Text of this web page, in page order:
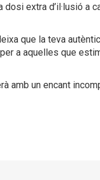
extra d’il·lusió a
que la teva
a aquelles que
amb un encant